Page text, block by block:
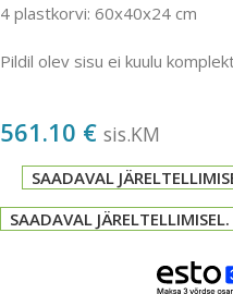
4 plastkorvi: 60x40x24 cm
Pildil olev sisu ei kuulu
561.10 € sis.KM
SAADAVAL
SAADAVAL